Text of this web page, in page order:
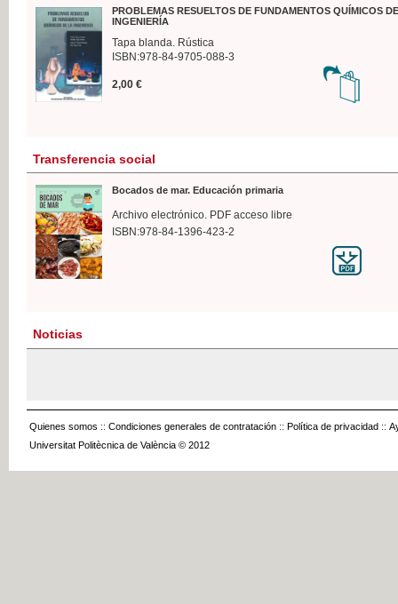
PROBLEMAS RESUELTOS DE FUNDAMENTOS QUÍMICOS
INGENIERÍA
Tapa blanda. Rústica
ISBN:978-84-9705-088-3
2,00 €
Transferencia social
Bocados de mar. Educación primaria
Archivo electrónico. PDF acceso libre
ISBN:978-84-1396-423-2
Noticias
Quienes somos :: Condiciones generales de contratación :: Política de privacidad ::
Universitat Politècnica de València © 2012